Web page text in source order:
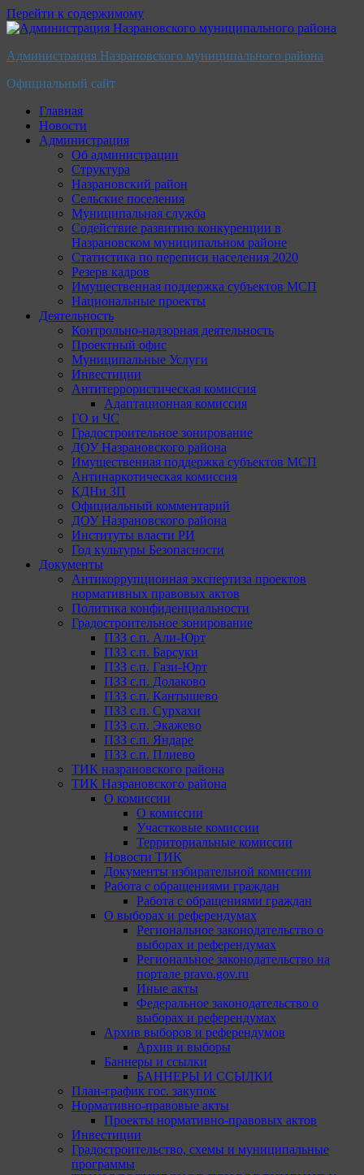
Перейти к содержимому
Администрация Назрановского муниципального района
Официальный сайт
Главная
Новости
Администрация
Об администрации
Структура
Назрановский район
Сельские поселения
Муниципальная служба
Содействие развитию конкуренции в
Назрановском муниципальном районе
Статистика по переписи населения 2020
Резерв кадров
Имущественная поддержка субъектов МСП
Национальные проекты
Деятельность
Контрольно-надзорная деятельность
Проектный офис
Муниципальные Услуги
Инвестиции
Антитеррористическая комиссия
Адаптационная комиссия
ГО и ЧС
Градостроительное зонирование
ДОУ Назрановского района
Имущественная поддержка субъектов МСП
Антинаркотическая комиссия
КДНи ЗП
Официальный комментарий
ДОУ Назрановского района
Институты власти РИ
Год культуры Безопасности
Документы
Антикоррупционная экспертиза проектов
нормативных правовых актов
Политика конфиденциальности
Градостроительное зонирование
ПЗЗ с.п. Али-Юрт
ПЗЗ с.п. Барсуки
ПЗЗ с.п. Гази-Юрт
ПЗЗ с.п. Долаково
ПЗЗ с.п. Кантышево
ПЗЗ с.п. Сурхахи
ПЗЗ с.п. Экажево
ПЗЗ с.п. Яндаре
ПЗЗ с.п. Плиево
ТИК назрановского района
ТИК Назрановского района
О комиссии
О комиссии
Участковые комиссии
Территориальные комиссии
Новости ТИК
Документы избирательной комиссии
Работа с обращениями граждан
Работа с обращениями граждан
О выборах и референдумах
Региональное законодательство о
выборах и референдумах
Региональное законодательство на
портале pravo.gov.ru
Иные акты
Федеральное законодательство о
выборах и референдумах
Архив выборов и референдумов
Архив и выборы
Баннеры и ссылки
БАННЕРЫ И ССЫЛКИ
План-график гос. закупок
Нормативно-правовые акты
Проекты нормативно-правовых актов
Инвестиции
Градостроительство, схемы и муниципальные
программы